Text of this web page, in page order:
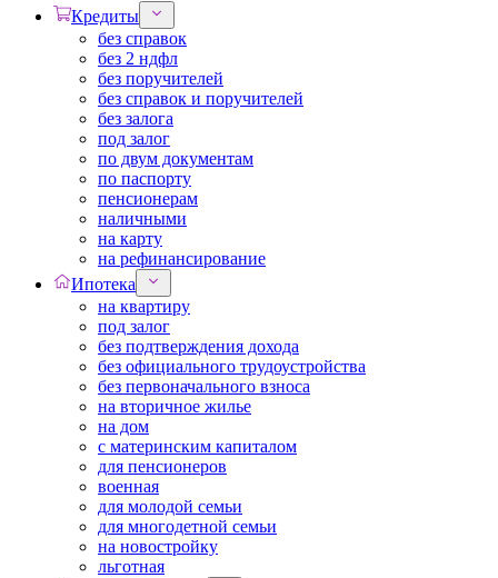
Кредиты
без справок
без 2 ндфл
без поручителей
без справок и поручителей
без залога
под залог
по двум документам
по паспорту
пенсионерам
наличными
на карту
на рефинансирование
Ипотека
на квартиру
под залог
без подтверждения дохода
без официального трудоустройства
без первоначального взноса
на вторичное жилье
на дом
с материнским капиталом
для пенсионеров
военная
для молодой семьи
для многодетной семьи
на новостройку
льготная